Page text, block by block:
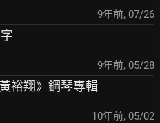
9年前, 07/26
9年前, 05/28
裕翔》鋼琴專輯
10年前, 05/02